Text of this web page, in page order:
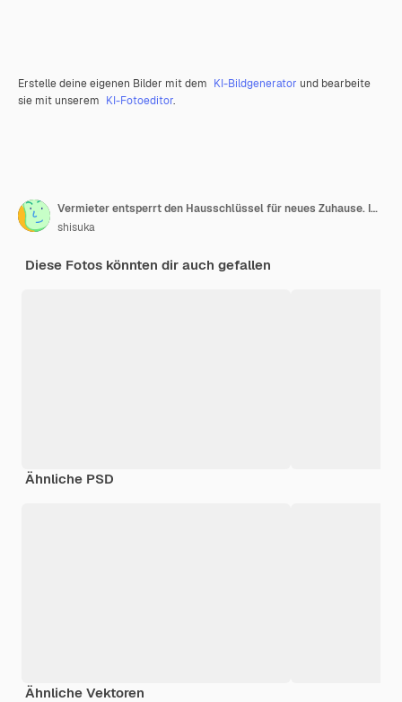
Erstelle deine eigenen Bilder mit dem KI-Bildgenerator und bearbeite
sie mit unserem KI-Fotoeditor.
Vermieter entsperrt den Hausschlüssel für neues Zuhause. Immobilienmakler, Handelsvertreter.
shisuka
Diese Fotos könnten dir auch gefallen
Ähnliche PSD
Ähnliche Vektoren